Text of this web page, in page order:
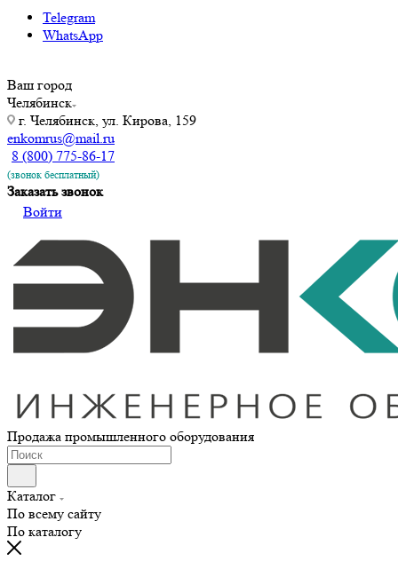
Telegram
WhatsApp
Ваш город
Челябинск
г. Челябинск, ул. Кирова, 159
enkomrus@mail.ru
8 (800) 775-86-17
(звонок бесплатный)
Заказать звонок
Войти
Продажа промышленного оборудования
Каталог
По всему сайту
По каталогу